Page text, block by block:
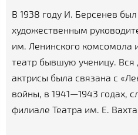
В 1938 году И. Берсенев
художественным
им. Ленинского комсомола
театр бывшую ученицу.
актрисы была связана с
войны, в 1941—1943 годах,
филиале Театра им. Е.